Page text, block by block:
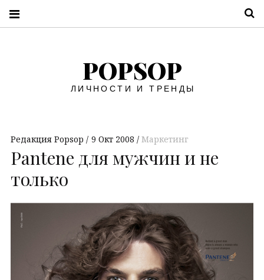
POPSOP
ЛИЧНОСТИ И ТРЕНДЫ
Редакция Popsop 9 Окт 2008 Маркетинг
Pantene для мужчин и не
только